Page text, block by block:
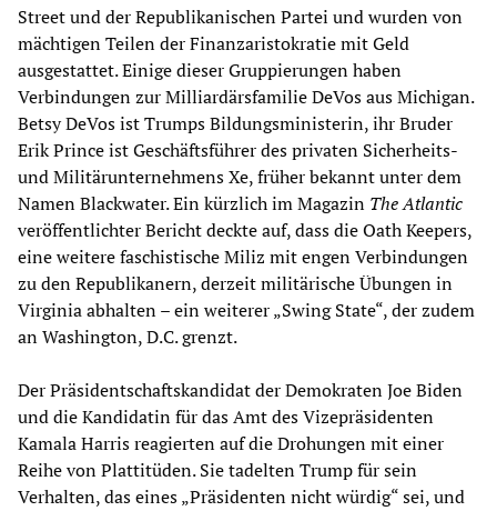
Street und der Republikanischen Partei und wurden von
mächtigen Teilen der Finanzaristokratie mit Geld
ausgestattet. Einige dieser Gruppierungen haben
Verbindungen zur Milliardärsfamilie DeVos aus Michigan.
Betsy DeVos ist Trumps Bildungsministerin, ihr Bruder
Erik Prince ist Geschäftsführer des privaten Sicherheits-
und Militärunternehmens Xe, früher bekannt unter dem
Namen Blackwater. Ein kürzlich im Magazin The Atlantic
veröffentlichter Bericht deckte auf, dass die Oath Keepers,
eine weitere faschistische Miliz mit engen Verbindungen
zu den Republikanern, derzeit militärische Übungen in
Virginia abhalten – ein weiterer „Swing State“, der zudem
an Washington, D.C. grenzt.
Der Präsidentschaftskandidat der Demokraten Joe Biden
und die Kandidatin für das Amt des Vizepräsidenten
Kamala Harris reagierten auf die Drohungen mit einer
Reihe von Plattitüden. Sie tadelten Trump für sein
Verhalten, das eines „Präsidenten nicht würdig“ sei, und